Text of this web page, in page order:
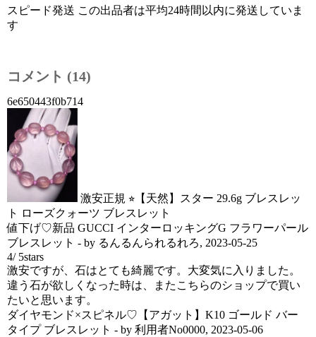
スピード発送 この出品者は平均24時間以内に発送していま
す
コメント (14)
6e650443f0b714
激安正規 ⭐︎【天然】スター 29.6g ブレスレッ
ト ローズクォーツ ブレスレット
値下げ♡新品 GUCCI インターロッキングG フラワーパール
ブレスレット - by るんるんられるれろ, 2023-05-25
4/ 5stars
激安ですが、石はとても綺麗です。大変気に入りました。
違う石が欲しくなった時は、またこちらのショップで買い
たいと思います。
ダイヤモンド×スピネル♡【アガット】K10 ゴールド バー
タイプ ブレスレット - by 利用者No0000, 2023-05-06